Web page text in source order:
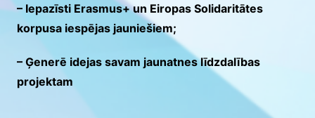
– Iepazīsti Erasmus+ un Eiropas Solidaritātes
korpusa iespējas jauniešiem;
– Ģenerē idejas savam jaunatnes līdzdalības
projektam